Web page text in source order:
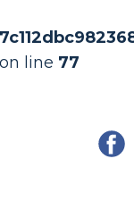
on line 77